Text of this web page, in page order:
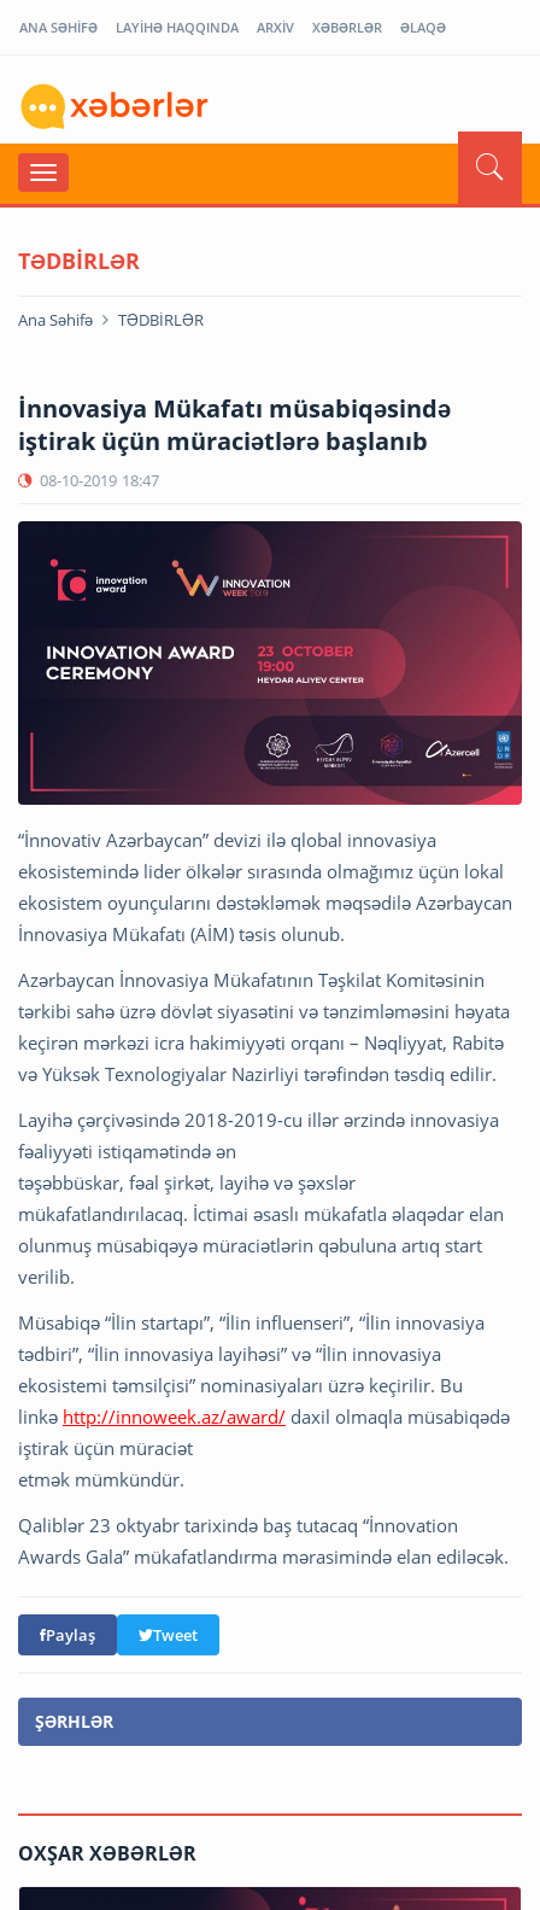
ANA SƏHİFƏ LAYİHƏ HAQQINDA ARXİV XƏBƏRLƏR ƏLAQƏ
TƏDBİRLƏR
Ana Səhifə TƏDBİRLƏR
İnnovasiya Mükafatı müsabiqəsində
iştirak üçün müraciətlərə başlanıb
08-10-2019 18:47
“İnnovativ Azərbaycan” devizi ilə qlobal innovasiya
ekosistemində lider ölkələr sırasında olmağımız üçün lokal
ekosistem oyunçularını dəstəkləmək məqsədilə Azərbaycan
İnnovasiya Mükafatı (AİM) təsis olunub.
Azərbaycan İnnovasiya Mükafatının Təşkilat Komitəsinin
tərkibi sahə üzrə dövlət siyasətini və tənzimləməsini həyata
keçirən mərkəzi icra hakimiyyəti orqanı – Nəqliyyat, Rabitə
və Yüksək Texnologiyalar Nazirliyi tərəfindən təsdiq edilir.
Layihə çərçivəsində 2018-2019-cu illər ərzində innovasiya
fəaliyyəti istiqamətində ən
təşəbbüskar, fəal şirkət, layihə və şəxslər
mükafatlandırılacaq. İctimai əsaslı mükafatla əlaqədar elan
olunmuş müsabiqəyə müraciətlərin qəbuluna artıq start
verilib.
Müsabiqə “İlin startapı”, “İlin influenseri”, “İlin innovasiya
tədbiri”, “İlin innovasiya layihəsi” və “İlin innovasiya
ekosistemi təmsilçisi” nominasiyaları üzrə keçirilir. Bu
linkə http://innoweek.az/award/ daxil olmaqla müsabiqədə
iştirak üçün müraciət
etmək mümkündür.
Qaliblər 23 oktyabr tarixində baş tutacaq “İnnovation
Awards Gala” mükafatlandırma mərasimində elan ediləcək.
Paylaş Tweet
ŞƏRHLƏR
OXŞAR XƏBƏRLƏR